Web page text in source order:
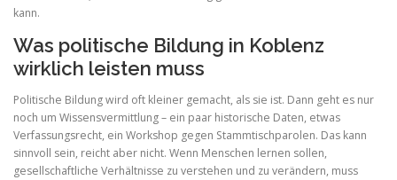
kann.
Was politische Bildung in Koblenz
wirklich leisten muss
Politische Bildung wird oft kleiner gemacht, als sie ist. Dann geht es nur
noch um Wissensvermittlung – ein paar historische Daten, etwas
Verfassungsrecht, ein Workshop gegen Stammtischparolen. Das kann
sinnvoll sein, reicht aber nicht. Wenn Menschen lernen sollen,
gesellschaftliche Verhältnisse zu verstehen und zu verändern, muss